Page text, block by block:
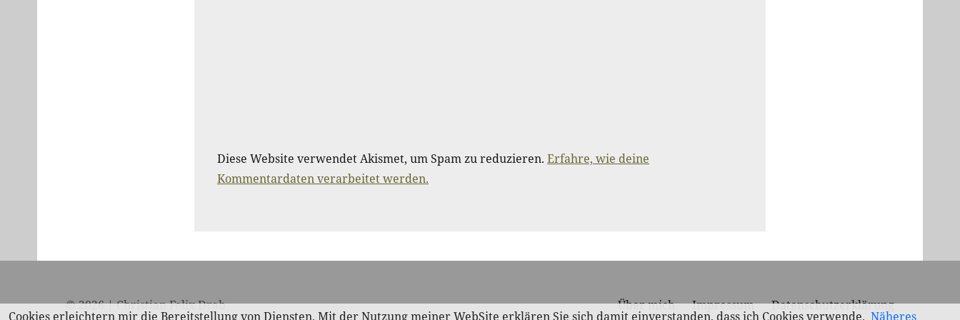
Diese Website verwendet Akismet, um Spam zu reduzieren. Erfahre, wie deine
Kommentardaten verarbeitet werden.
Über mich Impressum Datenschutzerklärung
© 2026 | Christian Felix Drab
Cookies erleichtern mir die Bereitstellung von Diensten. Mit der Nutzung meiner WebSite erklären Sie sich damit einverstanden, dass ich Cookies verwende. Näheres